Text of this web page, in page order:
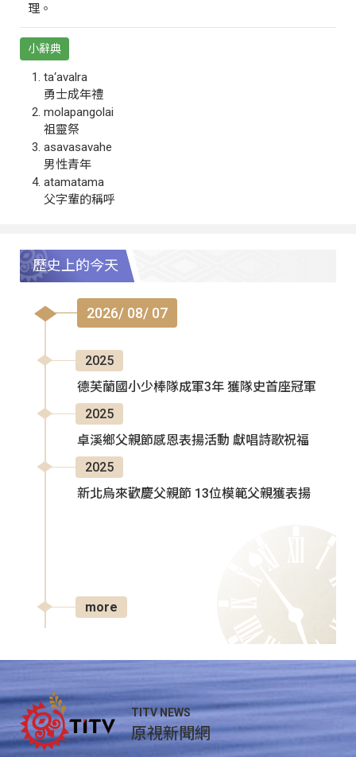
理。
小辭典
ta‘avalra
勇士成年禮
molapangolai
祖靈祭
asavasavahe
男性青年
atamatama
父字輩的稱呼
歷史上的今天
2026/ 08/ 07
2025
德芙蘭國小少棒隊成軍3年 獲隊史首座冠軍
2025
卓溪鄉父親節感恩表揚活動 獻唱詩歌祝福
2025
新北烏來歡慶父親節 13位模範父親獲表揚
more
TITV NEWS
原視新聞網